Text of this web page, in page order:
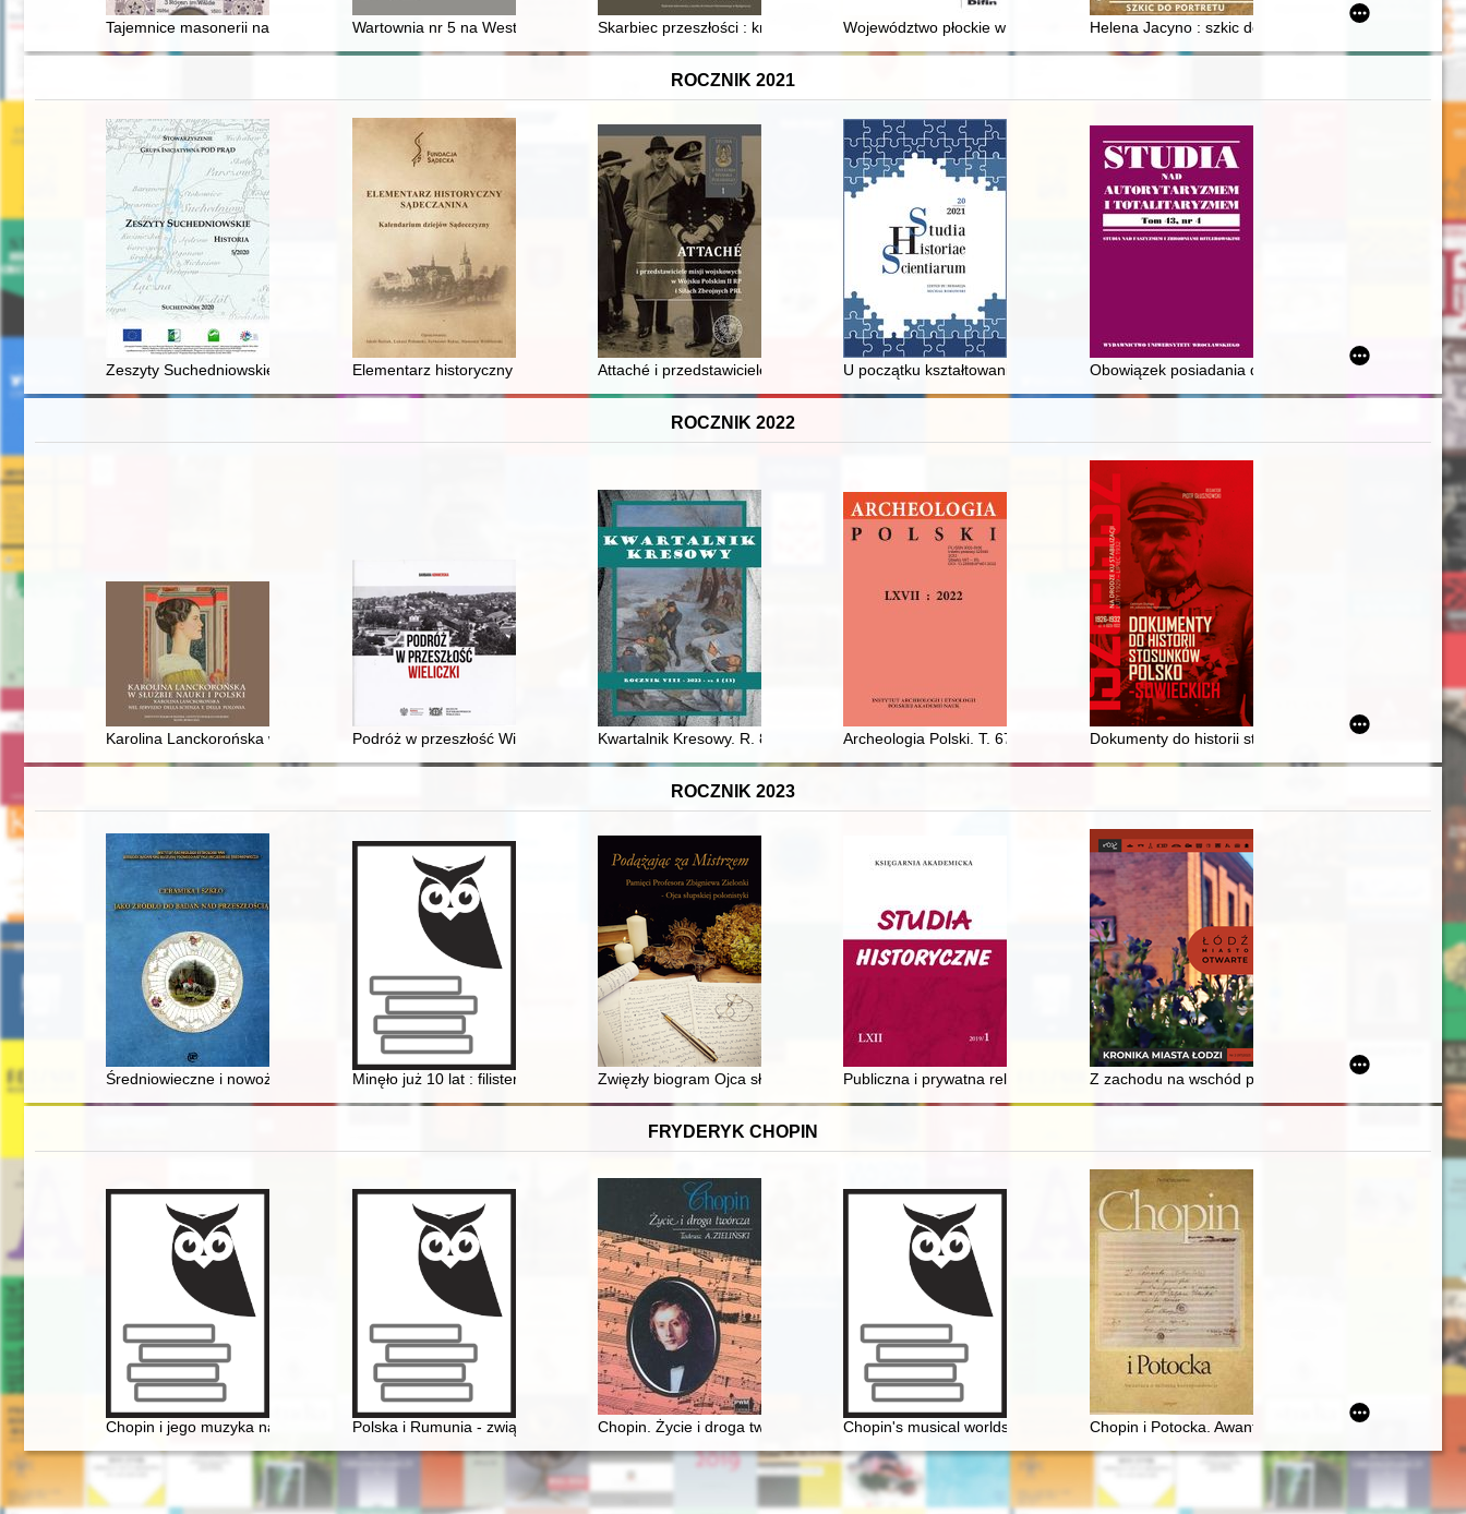
Tajemnice masonerii na ziemi żarskiejWartownia nr 5 na Westerplatte : archeologia i źródłaSkarbiec przeszłości : królewskie pergaminy w poklasztornym Archiwum : wybrane dokumenty z zasobu Archiwum
Województwo płockie w latach 1975-1998Helena Jacyno : szkic do portretu
ROCZNIK 2021
Zeszyty Suchedniowskie : historia. [T.] 5 (2020)Elementarz historyczny sądeczanina : kalendarium dziejów Sądecczyzny
Attaché i przedstawiciele misji wojskowych w Wojsku Polskim II RP i Siłach Zbrojnych PRL
U początku kształtowania się na ziemiach polskich nowoczesnych nauk o człowieku i
Obowiązek posiadania dowodu osobistego i funkcje
ROCZNIK 2022
Karolina Lanckorońska w służbie nauki i Polski = Karolina Lanckorońska nel servizio della scienza e della Polonia
Podróż w przeszłość Wieliczki : katalog wystawy czasowej zorganizowanej przez Muzeum Żup Krakowskich Wieliczka w dniach 28.01. - 10.04.2022 r. w Zamku
Kwartalnik Kresowy. R. 8, nr 1 (2022)Archeologia Polski. T. 67 (2022) Dokumenty do historii stosunków polsko-sowieckich
ROCZNIK 2023
Średniowieczne i nowożytne fragmenty szkieł okiennych z badań archeologicznych Ostrowa Tumskiego we Wrocławiu w latach 1949-1961, 1963
Minęło już 10 lat : filister Arkonii Jan Skotnicki - wspomnienie
Zwięzły biogram Ojca słupskiej polonistykiPubliczna i prywatna religijność królowej Marii KazimieryZ zachodu na wschód podążali osadnicy, pionierzy,
FRYDERYK CHOPIN
Chopin i jego muzyka na Dolnym Śląsku" - wystawa w Archiwum Państwowym we Wrocławiu
Polska i Rumunia - związki historyczne i kulturowe - przeszłość i dzień dzisiejszy. Materiały z sympozjum
Chopin. Życie i droga twórcza Chopin's musical worlds the 1840's Chopin i Potocka. Awantura o miłosną korespondencję